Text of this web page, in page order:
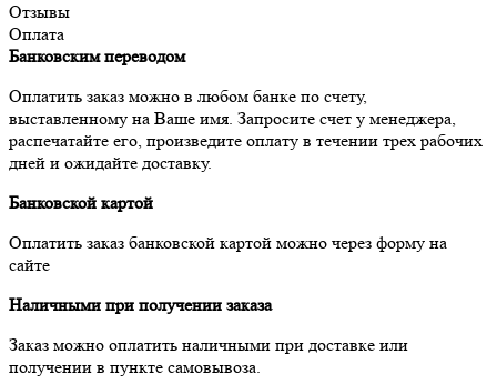
Отзывы
Оплата
Банковским переводом
Оплатить заказ можно в любом банке по счету,
выставленному на Ваше имя. Запросите счет у менеджера,
распечатайте его, произведите оплату в течении трех рабочих
дней и ожидайте доставку.
Банковской картой
Оплатить заказ банковской картой можно через форму на
сайте
Наличными при получении заказа
Заказ можно оплатить наличными при доставке или
получении в пункте самовывоза.